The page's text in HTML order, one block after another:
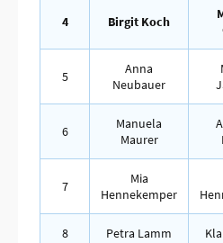
4 Birgit Koch
5
Anna
Neubauer
6
Manuela
Maurer
7
Mia
Hennekemper
8 Petra Lamm